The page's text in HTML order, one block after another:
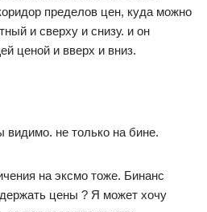
пределов цен, куда можно
и сверху и снизу. и он
ценой и вверх и вниз.
не только на бине.
на эксмо тоже. Бинанс
цены ? Я может хочу